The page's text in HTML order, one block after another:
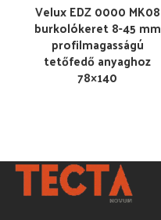
Velux EDZ 0000 MK08
burkolókeret 8-45 mm
profilmagasságú
tetőfedő anyaghoz
78×140